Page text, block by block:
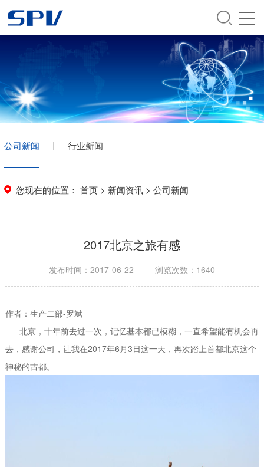
公司新闻 行业新闻
您现在的位置： 首页 > 新闻资讯 > 公司新闻
2017北京之旅有感
发布时间：2017-06-22 浏览次数：1640
作者：生产二部-罗斌
北京，十年前去过一次，记忆基本都已模糊，一直希望能有机会再
去，感谢公司，让我在2017年6月3日这一天，再次踏上首都北京这个
神秘的古都。